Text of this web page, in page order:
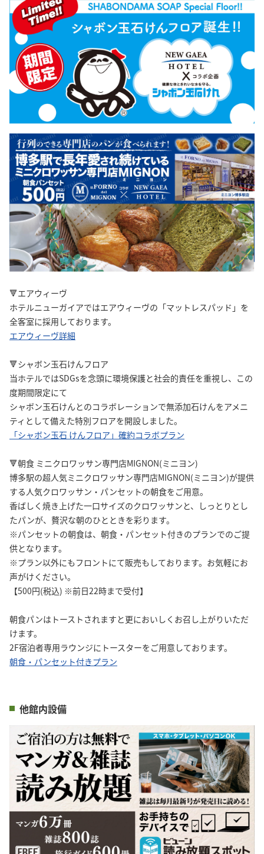
🔻エアウィーヴ
ホテルニューガイアではエアウィーヴの「マットレスパッド」を
全客室に採用しております。
エアウィーヴ詳細
🔻シャボン玉石けんフロア
当ホテルではSDGsを念頭に環境保護と社会的責任を重視し、この
度期間限定にて
シャボン玉石けんとのコラボレーションで無添加石けんをアメニ
ティとして備えた特別フロアを開設しました。
「シャボン玉石 けんフロア」確約コラボプラン
🔻朝食 ミニクロワッサン専門店MIGNON(ミニヨン)
博多駅の超人気ミニクロワッサン専門店MIGNON(ミニヨン)が提供
する人気クロワッサン・パンセットの朝食をご用意。
香ばしく焼き上げた一口サイズのクロワッサンと、しっとりとし
たパンが、贅沢な朝のひとときを彩ります。
※パンセットの朝食は、朝食・パンセット付きのプランでのご提
供となります。
※プラン以外にもフロントにて販売もしております。お気軽にお
声がけください。
【500円(税込) ※前日22時まで受付】
朝食パンはトーストされますと更においしくお召し上がりいただ
けます。
2F宿泊者専用ラウンジにトースターをご用意しております。
朝食・パンセット付きプラン
他館内設備